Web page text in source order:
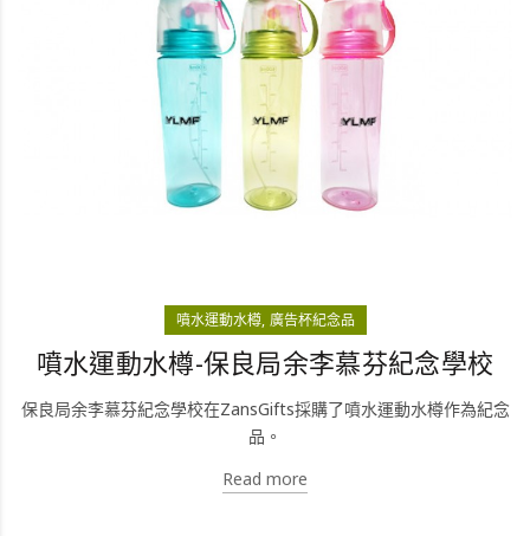
噴水運動水樽 廣告杯紀念品
噴水運動水樽-保良局余李慕芬紀念學校
保良局余李慕芬紀念學校在ZansGifts採購了噴水運動水樽作為紀念
品。
Read more